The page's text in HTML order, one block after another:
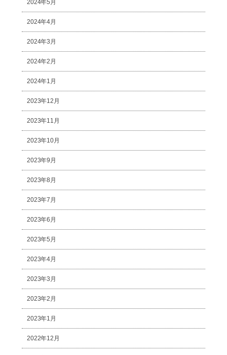
2024年5月
2024年4月
2024年3月
2024年2月
2024年1月
2023年12月
2023年11月
2023年10月
2023年9月
2023年8月
2023年7月
2023年6月
2023年5月
2023年4月
2023年3月
2023年2月
2023年1月
2022年12月